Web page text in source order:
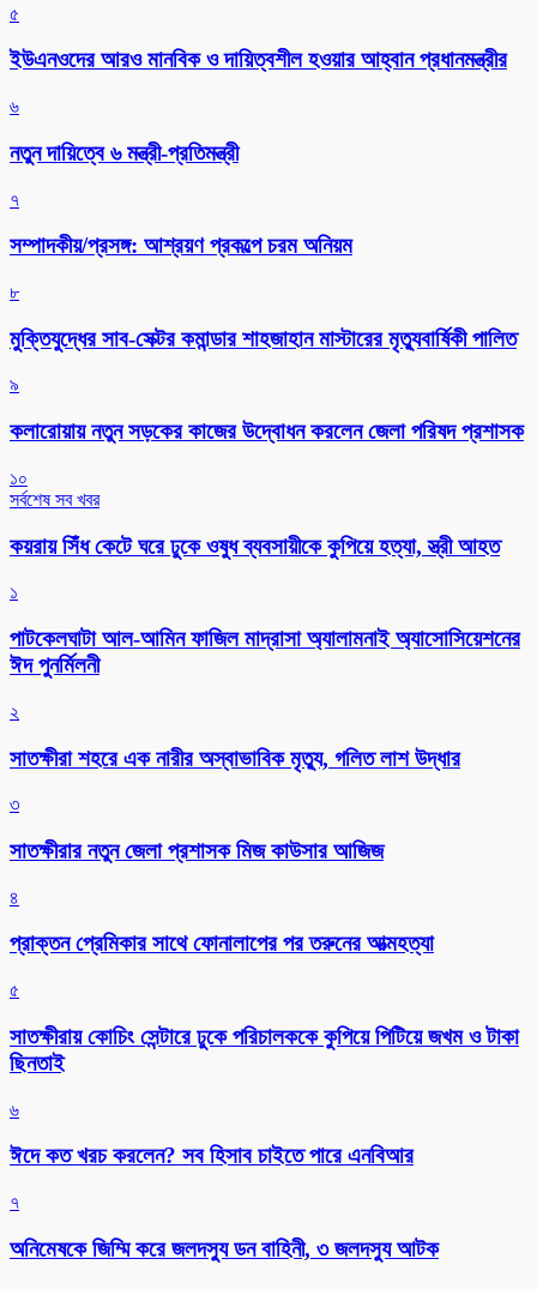
৫
ইউএনওদের আরও মানবিক ও দায়িত্বশীল হওয়ার আহ্বান প্রধানমন্ত্রীর
৬
নতুন দায়িত্বে ৬ মন্ত্রী-প্রতিমন্ত্রী
৭
সম্পাদকীয়/প্রসঙ্গ: আশ্রয়ণ প্রকল্পে চরম অনিয়ম
৮
মুক্তিযুদ্ধের সাব-সেক্টর কমান্ডার শাহজাহান মাস্টারের মৃত্যুবার্ষিকী পালিত
৯
কলারোয়ায় নতুন সড়কের কাজের উদ্বোধন করলেন জেলা পরিষদ প্রশাসক
১০
সর্বশেষ সব খবর
কয়রায় সিঁধ কেটে ঘরে ঢুকে ওষুধ ব্যবসায়ীকে কুপিয়ে হত্যা, স্ত্রী আহত
১
পাটকেলঘাটা আল-আমিন ফাজিল মাদ্রাসা অ্যালামনাই অ্যাসোসিয়েশনের
ঈদ পুনর্মিলনী
২
সাতক্ষীরা শহরে এক নারীর অস্বাভাবিক মৃত্যু, গলিত লাশ উদ্ধার
৩
সাতক্ষীরার নতুন জেলা প্রশাসক মিজ কাউসার আজিজ
৪
প্রাক্তন প্রেমিকার সাথে ফোনালাপের পর তরুনের আত্মহত্যা
৫
সাতক্ষীরায় কোচিং সেন্টারে ঢুকে পরিচালককে কুপিয়ে পিটিয়ে জখম ও টাকা
ছিনতাই
৬
ঈদে কত খরচ করলেন? সব হিসাব চাইতে পারে এনবিআর
৭
অনিমেষকে জিম্মি করে জলদস্যু ডন বাহিনী, ৩ জলদস্যু আটক